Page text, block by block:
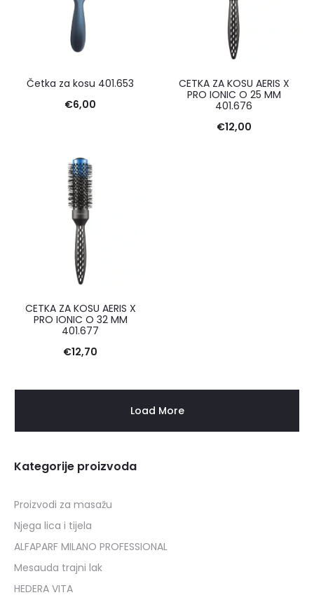
Četka za kosu 401.653
€6,00
CETKA ZA KOSU AERIS X
PRO IONIC O 25 MM
401.676
€12,00
CETKA ZA KOSU AERIS X
PRO IONIC O 32 MM
401.677
€12,70
Load More
Kategorije proizvoda
Proizvodi za masažu
Njega lica i tijela
ALFAPARF MILANO PROFESSIONAL
Mesauda trajni lak
HEDERA VITA